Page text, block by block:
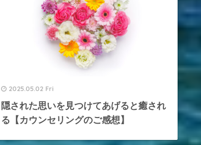
2025.05.02 Fri
隠された思いを見つけてあげると癒され
る【カウンセリングのご感想】